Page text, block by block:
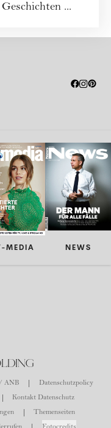
...
MEDIA NEWS
ANB
Datenschutzpolicy
Kontakt Datenschutz
Themenseiten